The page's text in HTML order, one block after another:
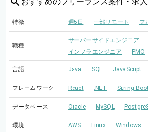
おすすめのフリーランス案件・求
特徴 週5日 一部リモート フ
職種
サーバーサイドエンジニア
インフラエンジニア
PMO
言語 Java SQL JavaScript
フレームワーク React .NET Spring Boot
データベース Oracle MySQL
環境 AWS Linux Windows